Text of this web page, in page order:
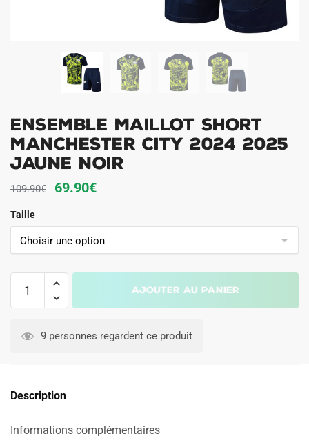
Ensemble Maillot Short
Manchester City 2024 2025
Jaune Noir
109.90€
Le
initial
était :
69.90€Le
actuel
est :
Taille
Maillot
2024
Jaune
Ajouter au panier
n
t
9 personnes regardent ce produit
Description
Informations complémentaires